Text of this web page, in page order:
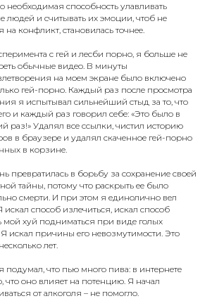
необходимая способность улавливать
людей и считывать их эмоции, чтоб не
на конфликт, становилась точнее.
с гей и лесби порно, я больше не
обычные видео. В минуты
на моем экране было включено
гей-порно. Каждый раз после просмотра
я испытывал сильнейший стыд за то, что
и каждый раз говорил себе: «Это было в
раз!» Удалял все ссылки, чистил историю
в браузере и удалял скаченное гей-порно
в корзине.
превратилась в борьбу за сохранение своей
тайны, потому что раскрыть ее было
смерти. И при этом я единолично вел
искал способ излечиться, искал способ
мой хуй подниматься при виде голых
искал причины его невозмутимости. Это
лет.
подумал, что пью много пива: в интернете
что оно влияет на потенцию. Я начал
от алкоголя – не помогло.